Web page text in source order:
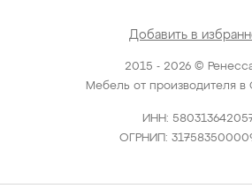
2015 - 2026 ©
Мебель от производителя в
ИНН:
ОГРНИП:
Добавить в